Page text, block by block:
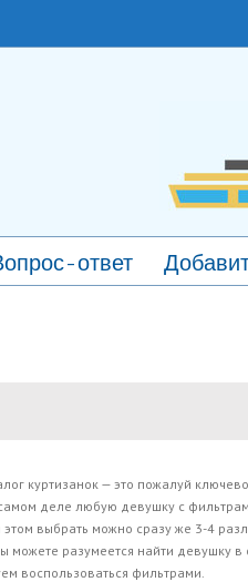
ответ
куртизанок — это пожалуй
деле любую девушку с
этом выбрать можно сразу же 3-4
можете разумеется найти девушку
воспользоваться фильтрами.